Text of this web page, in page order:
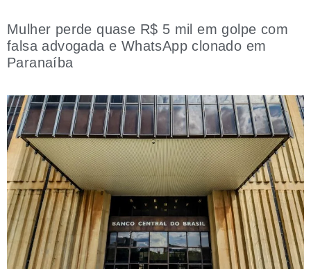
Mulher perde quase R$ 5 mil em golpe com
falsa advogada e WhatsApp clonado em
Paranaíba